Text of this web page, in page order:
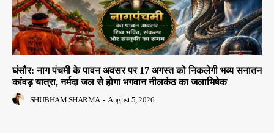
घंसौर: नाग पंचमी के पावन अवसर पर 17 अगस्त को निकलेगी भव्य सनातन
कांवड़ यात्रा, नर्मदा जल से होगा भगवान नीलकंठ का जलाभिषेक
SHUBHAM SHARMA - August 5, 2026